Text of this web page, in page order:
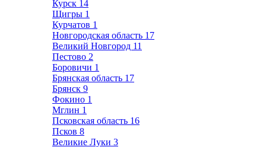
Курск 14
Щигры 1
Курчатов 1
Новгородская область 17
Великий Новгород 11
Пестово 2
Боровичи 1
Брянская область 17
Брянск 9
Фокино 1
Мглин 1
Псковская область 16
Псков 8
Великие Луки 3